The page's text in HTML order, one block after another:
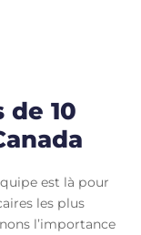
10
est là pour
les plus
l’importance